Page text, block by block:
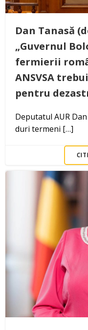
Dan Tanasă
„Guvernul
fermierii
ANSVSA
pentru
Deputatul AUR
duri termeni […]